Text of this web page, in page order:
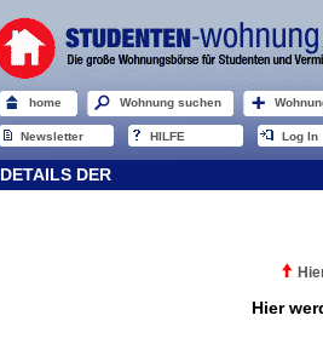
home Wohnung suchen
Newsletter HILFE Log In
DETAILS DER
Hier